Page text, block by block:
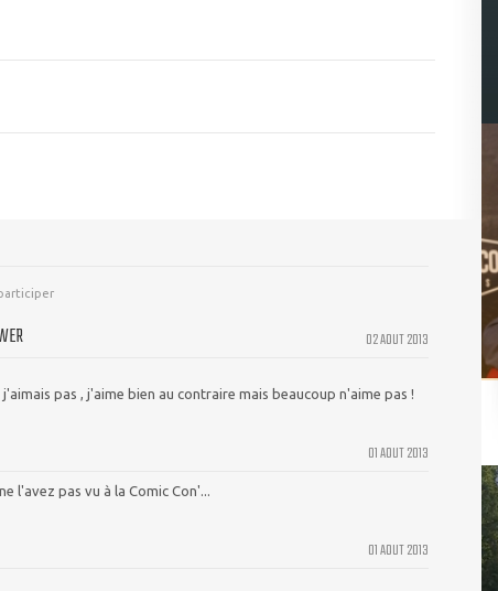
02 AOUT 2013
pas , j'aime bien au contraire mais beaucoup n'aime pas !
01 AOUT 2013
l'avez pas vu à la Comic Con'...
01 AOUT 2013